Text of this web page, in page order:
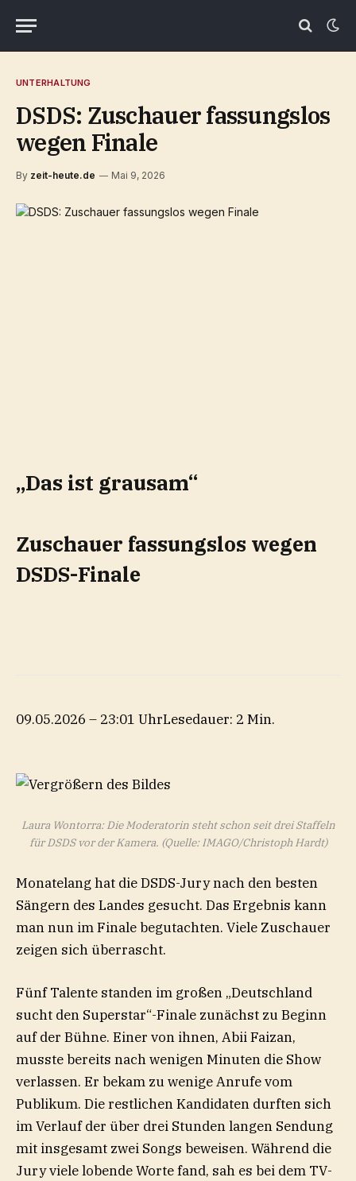
UNTERHALTUNG
DSDS: Zuschauer fassungslos
wegen Finale
By zeit-heute.de Mai 9, 2026
„Das ist grausam“
Zuschauer fassungslos wegen
DSDS-Finale
09.05.2026 – 23:01 UhrLesedauer: 2 Min.
Laura Wontorra: Die Moderatorin steht schon seit drei Staffeln
für DSDS vor der Kamera. (Quelle: IMAGO/Christoph Hardt)
Monatelang hat die DSDS-Jury nach den besten
Sängern des Landes gesucht. Das Ergebnis kann
man nun im Finale begutachten. Viele Zuschauer
zeigen sich überrascht.
Fünf Talente standen im großen „Deutschland
sucht den Superstar“-Finale zunächst zu Beginn
auf der Bühne. Einer von ihnen, Abii Faizan,
musste bereits nach wenigen Minuten die Show
verlassen. Er bekam zu wenige Anrufe vom
Publikum. Die restlichen Kandidaten durften sich
im Verlauf der über drei Stunden langen Sendung
mit insgesamt zwei Songs beweisen. Während die
Jury viele lobende Worte fand, sah es bei dem TV-